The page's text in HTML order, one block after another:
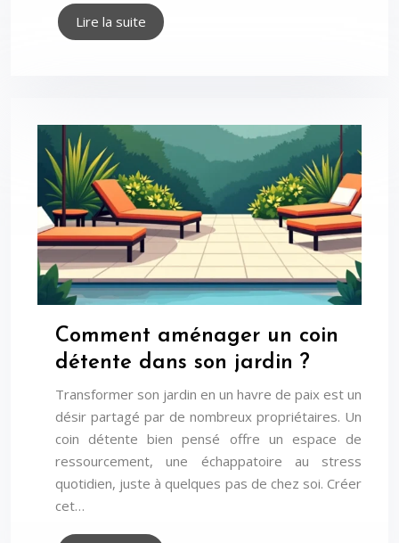
Lire la suite
Comment aménager un coin
détente dans son jardin ?
Transformer son jardin en un havre de paix est un
désir partagé par de nombreux propriétaires. Un
coin détente bien pensé offre un espace de
ressourcement, une échappatoire au stress
quotidien, juste à quelques pas de chez soi. Créer
cet…